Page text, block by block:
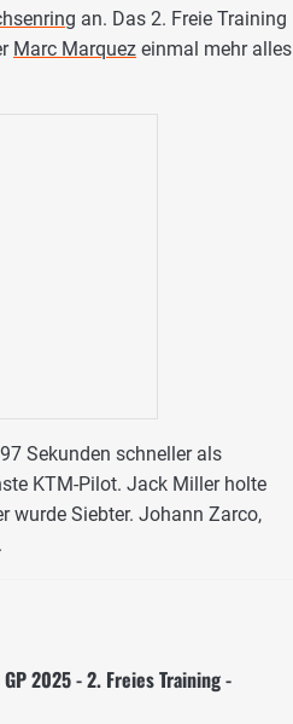
an. Das 2. Freie Training
Marc Marquez einmal mehr alles
Sekunden schneller als
KTM-Pilot. Jack Miller holte
wurde Siebter. Johann Zarco,
2025 - 2. Freies Training -